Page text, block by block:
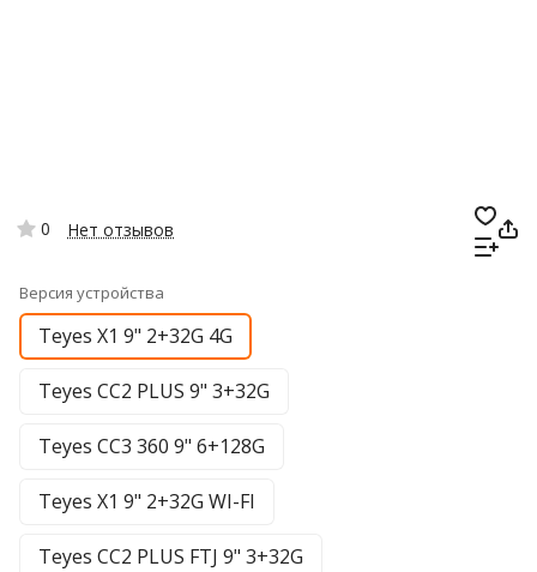
0 Нет отзывов
Версия устройства
Teyes X1 9" 2+32G 4G
Teyes CC2 PLUS 9" 3+32G
Teyes CC3 360 9" 6+128G
Teyes X1 9" 2+32G WI-FI
Teyes CC2 PLUS FTJ 9" 3+32G